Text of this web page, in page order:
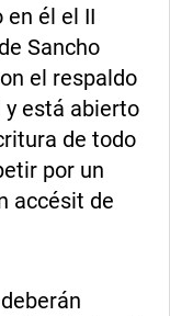
él el II
Sancho
el respaldo
y está abierto
de todo
por un
accésit de